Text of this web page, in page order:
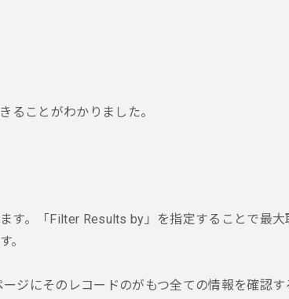
ることがわかりました。
。「Filter Results by」を指定することで最大
。
ジにそのレコードのがもつ全ての情報を確認